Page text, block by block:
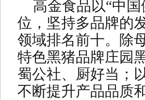
高金食品以“中
位，坚持多品牌的
领域排名前十。除
特色黑猪品牌庄园
蜀公社、厨好当；
不断提升产品品质